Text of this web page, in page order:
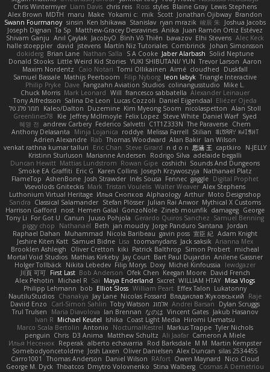
Chris Wintermyer Liam Davis chris reis Ross styles Blaine Gray Lewis Stephens
Alex Brown MDTH maru Make Yokami c: mik Scott Jonathan Ojibway Brandon
Swann Fourmanoy sinsin Ken Ishikawa Stanislav ryan mrazik 峻辰 朱
Joshua Jacobs
Joseph Dignan Ta Sp Matthew-Gracey Desravines Anika Juan Ramón Ortiz Estévez
Shivam Ganju Anıl Çaylak JacobyO Bình Võ Thiên bavazov Elhi Stevens Alec Keck
halle stoeppler david jstevens Martín Niz Tutoriales Combrinck Johan Simonsson
dokiderg Brian Lane Nathan Salla S A Cooke Jaber Alarbash Solid Neptune
Donald Stooks Little Weird Kid Stories YUKI SHIBUTANI/ YUN Trevor Larson Aaron
Maxim Nordentz
Caio Notari Tomi Ollikainen Aimé cloudhed
Duskfall
Samuel Bassale Mathijs Peerboom Filip Nyborg leon labyk Triangle Interactive
Philip Pryke Dave Fangzahn Aviation Studios colinangusstudio Mike L.
Chuck Morris Mark Leonard Will francesco sabbatella Alexander Leinauer
Tony Alfredsson Salina De Leon Lucas Cozzoli Daniel Eijgendaal Eliézer Ojeda
תמר פלג טל
Kaleo/Dalton Duzemine Kim Myeong Soom nicolaspetton Alan Stoll
Greenlines78
Kie Jeffrey McIlmoyle Felix Lopez Steve White Daniel Warf Syed
혜영 전 andrew Carbery Federico Salvetti C1T1Z333N The Paraverse Chem
Anthony Delasanta
Minja Lojanica roddye Melissa Farrell Stilian ꌃ꒒ꀎꋪꋪꌩ ꀘꈤꀤꁅꃅ꓄
Adrien Alexandre Rab Thomas Woodward Alan Bakir Ian Wilson
venkat rathna kumar talluri
Eric Chan Steve Girard n d o n 思涵 王 captkiro
N-JELLY
Kristinn Sturluson Marianne Andersen Rodrigo Silva adelaide begalli
Duncan Hewitt Mattias Lundstrom Rowan Gipe coshichi Sounds And Dungeons
Smoke EA Graffiti Eric G Karen Collins Joseph Krzywoszyja Nathanaël Platz
FlameTop AshenBone Josh Strawder Inês Sousa Fennec gaggle Digital Prophet
Vsevolods Gniteckis Mark Tristan Voulelis Walter Weaver Alex Stephens
Luthonium Virtual Heritage Илья Снопков Alphaology Arthur Moto Designshop
Sandra Classical Salamander Stefan Plösser Julian Rai Anwor Mythical X Customs
Harrison Gafford
nost Hemen Galal GonzoNole Zineb mounfik damageg George
Tony Li For Got U Canun Juuso Pohjola Gerardo Quiros Sanchez Samuel Benning
piggy chop
Nathanaël Beth jan moudry Jorge Panduro Santana
Jordan
Raphael Dahan
Muhammad Nicola Baribeau gavin poss 宣臣 紀 Adam Knight
Jeshire Kiten Katt Samuel Bidne Lisa toomanydans Jack saksik Arianna Mex
Brooklen Ashleigh
Oliver Cretton kiki Patrick Balthrop Simon Probert micheal
Mortal Void Studios Mathias Kirkeby Jay Court Bart Paul Dujardin Anilene Gassner
Holger Tollbäck Nikita Lebedev Filip Morys Doxy Michel Kinfoussia
lewdgazer
川頁 可可 First Last Bob Anderson Ofek Chen Keegan Moore David French
Alex Pehotin
Michael R Sai Maya Enderland Sxcret WILLIAM HTAY Misa Vlogs
Philipp Lehmann bob Elliot Sloss William Peart Effex Talon Lukatonny
NautiluStudios Chanakya Jay Lane Nicolas Fossard Владислав Жуковський
Raje
Daviid Enzo
Carl-Simon Sahlin Toby Watson אלמוג Andrei Barsan
Dylan Scruggs
Trul Trulsen
Maria Diavolova Ian Brennan なのは Vincent Gates Jakub Hasanov
Ivan R Michael Keutel Ishika Coast Light Media Hiromi Uematsu
Marco Scala Bertolin Antonio NocturnalKestrel Markus Trappe Tyler Nichols
penguin Chris D3 Anima Matthew Schultz Ali Jaafar Cameron A Miele
Илья Несенюк Reperak alberto echavarria Rod Barksdale M M Martin Kempster
Somebodyoncetoldme Josh Laxen Oliver Danielsen Alex Duncan silas 2534455
Carro1001
Thomas Anderson Daniel Wilson RAfort Owen Maynard
Nico Cloud
George M. Dyck Thbatcos Dmytro Volovnenko Stina Walberg Cosmas A Demetriou